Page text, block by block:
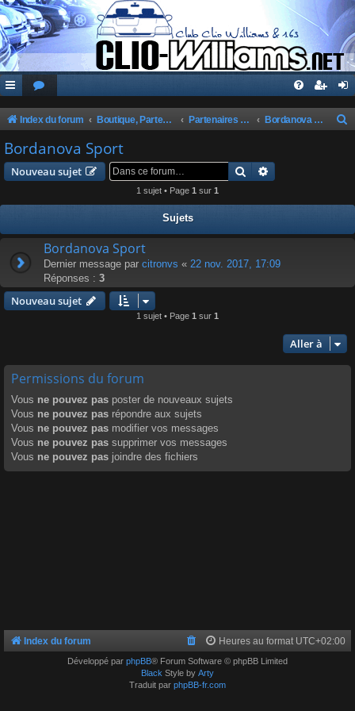
Index du forum Boutique, Partenaires, Petites Annonces, Commandes Groupées Partenaires du Club Bordanova Sport
e
Bordanova Sport
Nouveau sujet Rechercher
1 sujet • Page 1 sur 1
Sujets
Bordanova Sport
Dernier message par citronvs « 22 nov. 2017, 17:09
Réponses : 3
Nouveau sujet
1 sujet • Page 1 sur 1
Aller à
Permissions du forum
Vous ne pouvez pas poster de nouveaux sujets
Vous ne pouvez pas répondre aux sujets
Vous ne pouvez pas modifier vos messages
Vous ne pouvez pas supprimer vos messages
Vous ne pouvez pas joindre des fichiers
Index du forum Heures au format UTC+02:00
Développé par phpBB® Forum Software © phpBB Limited
Black Style by Arty
Traduit par phpBB-fr.com